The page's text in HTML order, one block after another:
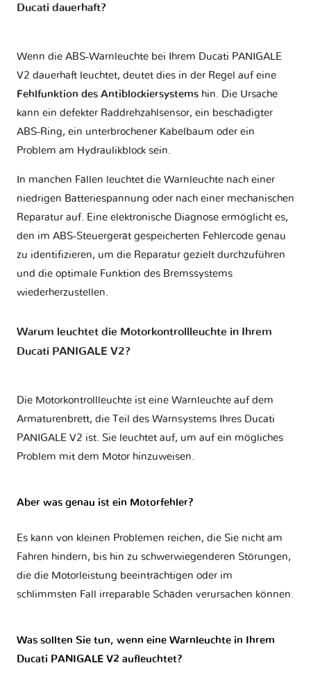
Ducati dauerhaft?
Wenn die ABS-Warnleuchte bei Ihrem Ducati PANIGALE
V2 dauerhaft leuchtet, deutet dies in der Regel auf eine
Fehlfunktion des Antiblockiersystems hin. Die Ursache
kann ein defekter Raddrehzahlsensor, ein beschädigter
ABS-Ring, ein unterbrochener Kabelbaum oder ein
Problem am Hydraulikblock sein.
In manchen Fällen leuchtet die Warnleuchte nach einer
niedrigen Batteriespannung oder nach einer mechanischen
Reparatur auf. Eine elektronische Diagnose ermöglicht es,
den im ABS-Steuergerät gespeicherten Fehlercode genau
zu identifizieren, um die Reparatur gezielt durchzuführen
und die optimale Funktion des Bremssystems
wiederherzustellen.
Warum leuchtet die Motorkontrollleuchte in Ihrem
Ducati PANIGALE V2?
Die Motorkontrollleuchte ist eine Warnleuchte auf dem
Armaturenbrett, die Teil des Warnsystems Ihres Ducati
PANIGALE V2 ist. Sie leuchtet auf, um auf ein mögliches
Problem mit dem Motor hinzuweisen.
Aber was genau ist ein Motorfehler?
Es kann von kleinen Problemen reichen, die Sie nicht am
Fahren hindern, bis hin zu schwerwiegenderen Störungen,
die die Motorleistung beeinträchtigen oder im
schlimmsten Fall irreparable Schäden verursachen können.
Was sollten Sie tun, wenn eine Warnleuchte in Ihrem
Ducati PANIGALE V2 aufleuchtet?